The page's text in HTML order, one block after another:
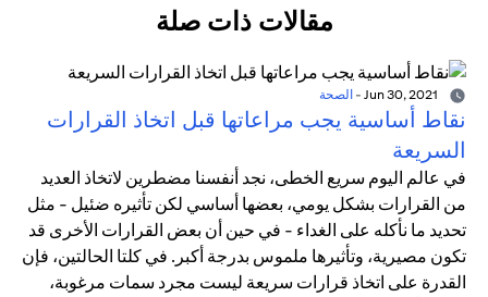
مقالات ذات صلة
- الصحة
نقاط أساسية يجب مراعاتها قبل اتخاذ القرارات
السريعة
في عالم اليوم سريع الخطى، نجد أنفسنا مضطرين لاتخاذ العديد
من القرارات بشكل يومي، بعضها أساسي لكن تأثيره ضئيل - مثل
تحديد ما نأكله على الغداء - في حين أن بعض القرارات الأخرى قد
تكون مصيرية، وتأثيرها ملموس بدرجة أكبر. في كلتا الحالتين، فإن
القدرة على اتخاذ قرارات سريعة ليست مجرد سمات مرغوبة،